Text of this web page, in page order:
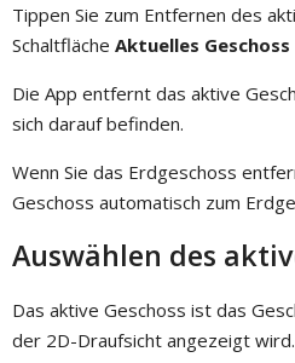
Tippen Sie zum Entfernen des
Schaltfläche Aktuelles
Die App entfernt das aktive
sich darauf befinden.
Wenn Sie das Erdgeschoss
Geschoss automatisch zum
Auswählen des
Das aktive Geschoss ist das
der 2D-Draufsicht angezeigt wird.